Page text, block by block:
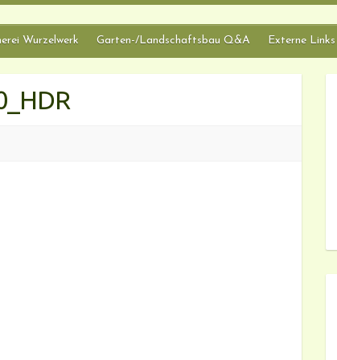
Wurzelwerk Garten-/Landschaftsbau Q&A Externe Links